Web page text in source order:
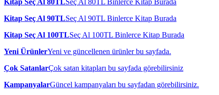
Kitap Seç Al 80TLSeç Al 80TL Binlerce Kitap Burada
Kitap Seç Al 90TLSeç Al 90TL Binlerce Kitap Burada
Kitap Seç Al 100TLSeç Al 100TL Binlerce Kitap Burada
Yeni ÜrünlerYeni ve güncellenen ürünler bu sayfada.
Çok SatanlarÇok satan kitapları bu sayfada görebilirsiniz
KampanyalarGüncel kampanyaları bu sayfadan görebilirsiniz.